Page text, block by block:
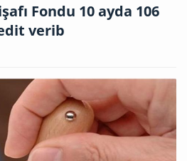
Fondu 10 ayda 106
verib